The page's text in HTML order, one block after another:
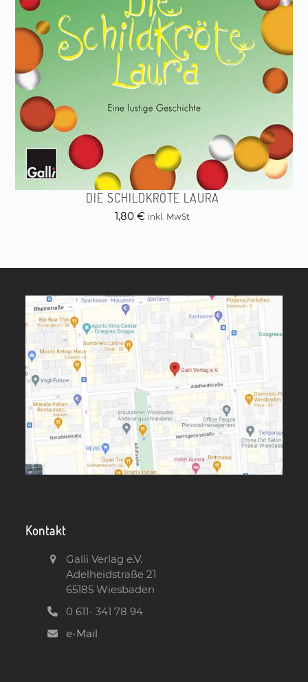
DIE SCHILDKRÖTE LAURA
1,80 € inkl. MwSt
Kontakt
Galli Verlag e.V.
Adelheidstraße 21
65185 Wiesbaden
0 611- 341 78 94
e-Mail